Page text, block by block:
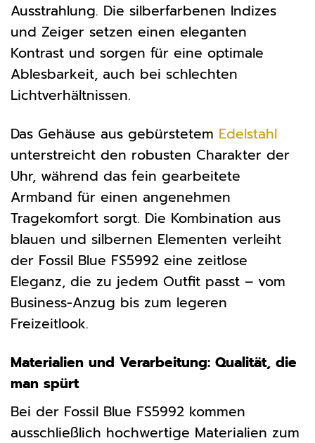
Ausstrahlung. Die silberfarbenen Indizes
und Zeiger setzen einen eleganten
Kontrast und sorgen für eine optimale
Ablesbarkeit, auch bei schlechten
Lichtverhältnissen.
Das Gehäuse aus gebürstetem Edelstahl
unterstreicht den robusten Charakter der
Uhr, während das fein gearbeitete
Armband für einen angenehmen
Tragekomfort sorgt. Die Kombination aus
blauen und silbernen Elementen verleiht
der Fossil Blue FS5992 eine zeitlose
Eleganz, die zu jedem Outfit passt – vom
Business-Anzug bis zum legeren
Freizeitlook.
Materialien und Verarbeitung: Qualität, die
man spürt
Bei der Fossil Blue FS5992 kommen
ausschließlich hochwertige Materialien zum